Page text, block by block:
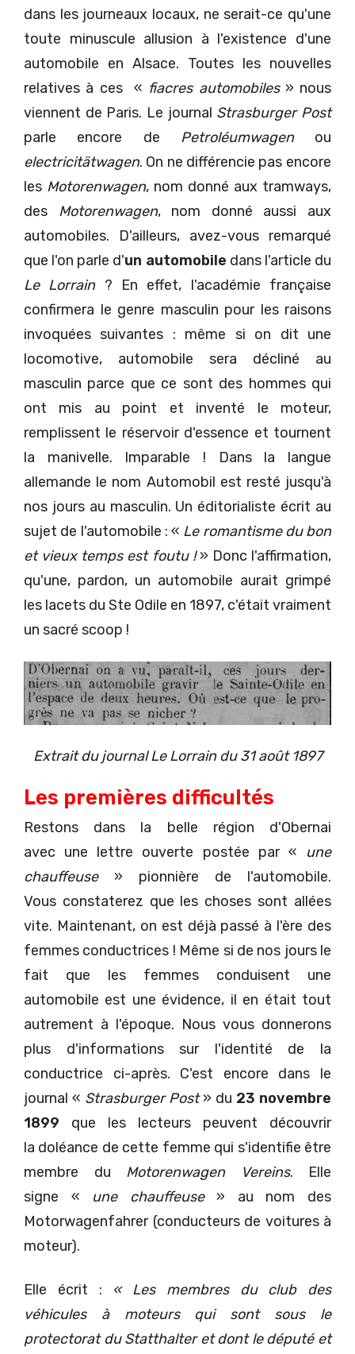
dans les journeaux locaux, ne serait-ce qu'une
toute minuscule allusion à l'existence d'une
automobile en Alsace. Toutes les nouvelles
relatives à ces « fiacres automobiles » nous
viennent de Paris. Le journal Strasburger Post
parle encore de Petroléumwagenou
electricitätwagen. On ne différencie pas encore
les Motorenwagen, nom donné aux tramways,
des Motorenwagen, nom donné aussi aux
automobiles. D'ailleurs, avez-vous remarqué
que l'on parle d'un automobile dans l'article du
Le Lorrain? En effet, l'académie française
confirmera le genre masculin pour les raisons
invoquées suivantes : même si on dit une
locomotive, automobile sera décliné au
masculin parce que ce sont des hommes qui
ont mis au point et inventé le moteur,
remplissent le réservoir d'essence et tournent
la manivelle. Imparable ! Dans la langue
allemande le nom Automobil est resté jusqu'à
nos jours au masculin. Un éditorialiste écrit au
sujet de l'automobile : « Le romantisme du bon
et vieux temps est foutu !» Donc l'affirmation,
qu'une, pardon, un automobile aurait grimpé
les lacets du Ste Odile en 1897, c'était vraiment
un sacré scoop !
Extrait du journal Le Lorrain du 31 août 1897
Les premières difficultés
Restons dans la belle région d'Obernai
avec une lettre ouverte postée par « une
chauffeuse» pionnière de l'automobile.
Vous constaterez que les choses sont allées
vite. Maintenant, on est déjà passé à l'ère des
femmes conductrices ! Même si de nos jours le
fait que les femmes conduisent une
automobile est une évidence, il en était tout
autrement à l'époque. Nous vous donnerons
plus d'informations sur l'identité de la
conductrice ci-après. C'est encore dans le
journal « Strasburger Post» du 23 novembre
1899 que les lecteurs peuvent découvrir
la doléance de cette femme qui s'identifie être
membre du Motorenwagen Vereins. Elle
signe « une chauffeuse » au nom des
Motorwagenfahrer (conducteurs de voitures à
moteur).
Elle écrit : « Les membres du club des
véhicules à moteurs qui sont sous le
protectorat du Statthalter et dont le député et